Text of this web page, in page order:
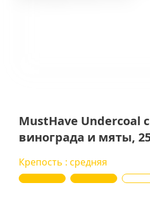
MustHave Undercoal
винограда и мяты,
Крепость : средняя